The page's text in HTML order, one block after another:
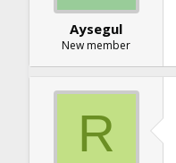
Aysegul
New member
R